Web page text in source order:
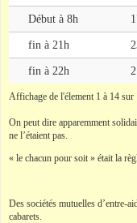
Début à 8h
fin à 21h
fin à 22h
Affichage de l'élement 1 à 14 sur
On peut dire apparemment
ne l’étaient pas.
« le chacun pour soit » était la
Des sociétés mutuelles d’entre-
cabarets.